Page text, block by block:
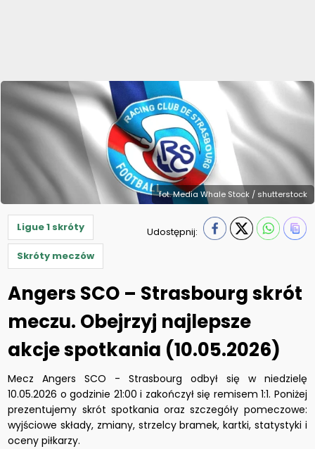
fot. Media Whale Stock / shutterstock
Ligue 1 skróty
Skróty meczów
Udostępnij:
Angers SCO – Strasbourg skrót
meczu. Obejrzyj najlepsze
akcje spotkania (10.05.2026)
Mecz Angers SCO - Strasbourg odbył się w niedzielę
10.05.2026 o godzinie 21:00 i zakończył się remisem 1:1. Poniżej
prezentujemy skrót spotkania oraz szczegóły pomeczowe:
wyjściowe składy, zmiany, strzelcy bramek, kartki, statystyki i
oceny piłkarzy.